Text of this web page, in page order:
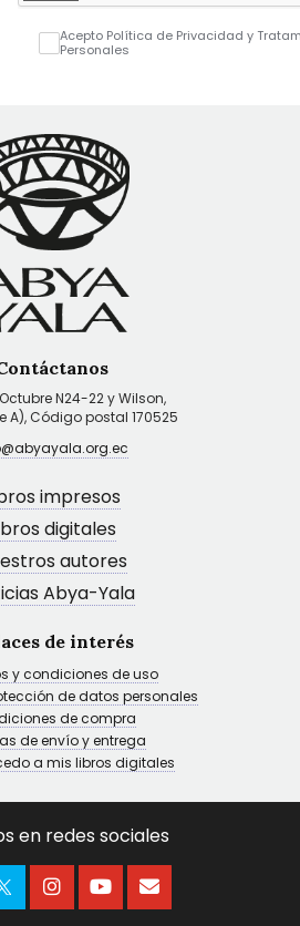
Acepto Política de Privacidad y
Personales
N24-22 y Wilson,
A), Código postal 170525
impresos
digitales
autores
Abya-Yala
de interés
y condiciones de uso
de datos personales
de compra
de envío y entrega
a mis libros digitales
en redes sociales